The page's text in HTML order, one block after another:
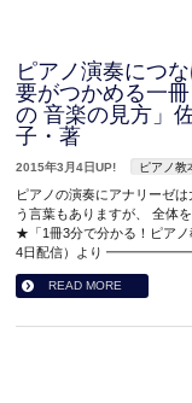
ピアノ演奏につ
要がつかめる一
の 音楽の見方」
子・著
2015年3月4日UP! ピアノ教
ピアノの演奏にアナリーゼ
う言葉もありますが、 全体
★「1冊3分で分かる！ピアノ
4日配信）より
READ MORE